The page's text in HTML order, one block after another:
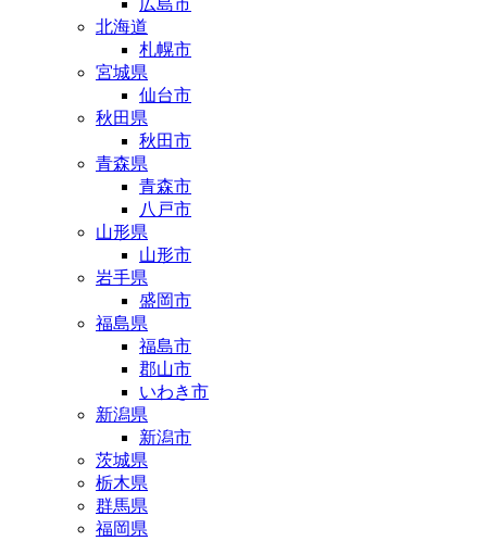
広島市
北海道
札幌市
宮城県
仙台市
秋田県
秋田市
青森県
青森市
八戸市
山形県
山形市
岩手県
盛岡市
福島県
福島市
郡山市
いわき市
新潟県
新潟市
茨城県
栃木県
群馬県
福岡県